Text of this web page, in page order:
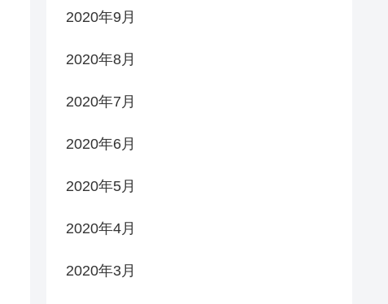
2020年9月
2020年8月
2020年7月
2020年6月
2020年5月
2020年4月
2020年3月